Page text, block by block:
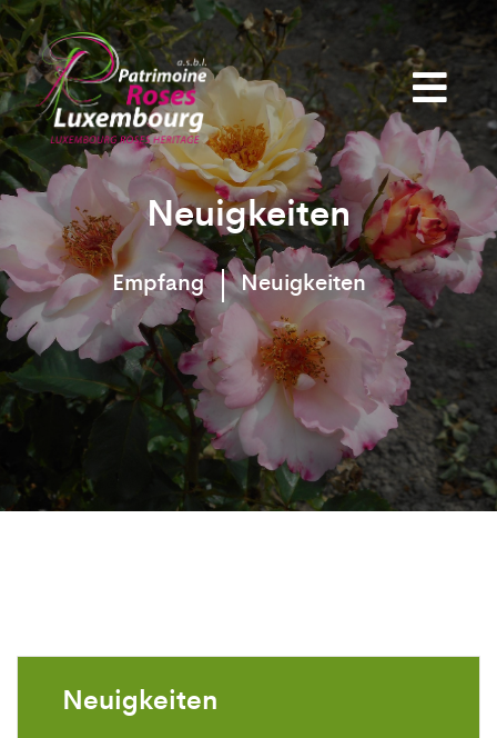
Neuigkeiten
Empfang Neuigkeiten
Neuigkeiten